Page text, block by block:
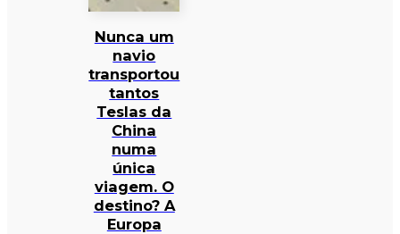
Nunca um
navio
transportou
tantos
Teslas da
China
numa
única
viagem. O
destino? A
Europa